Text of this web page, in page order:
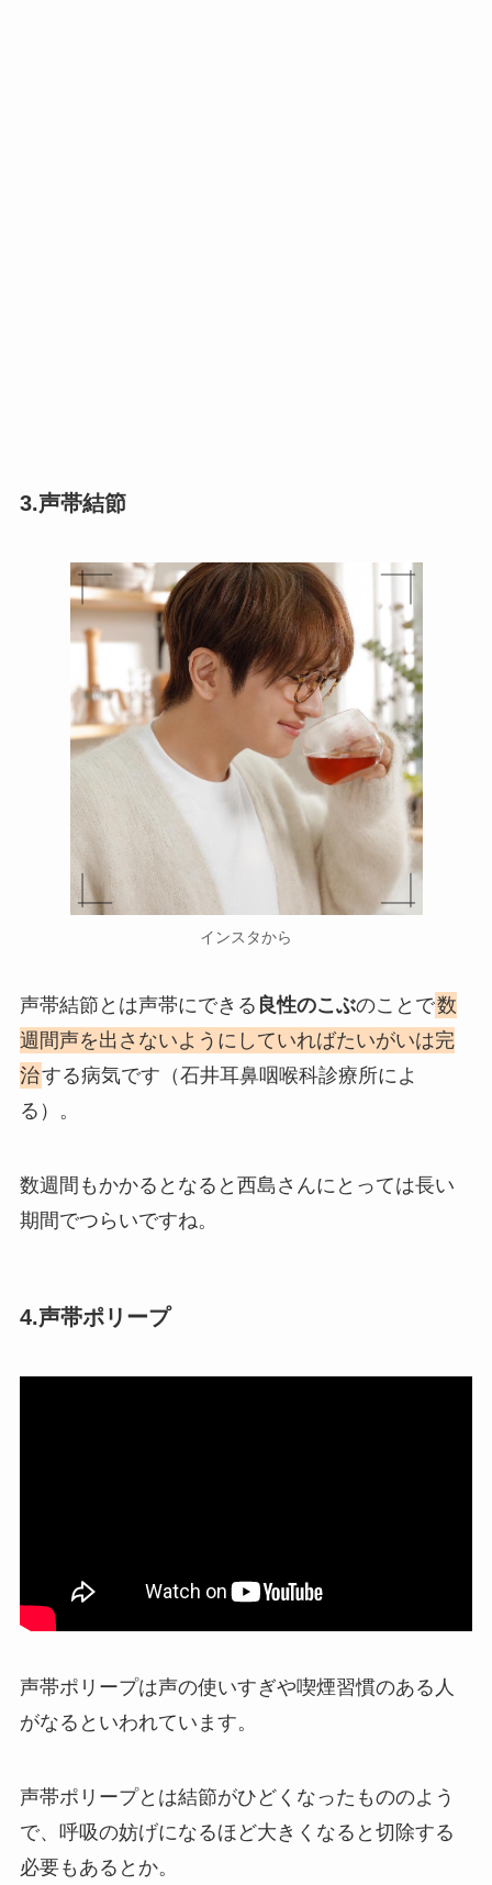
3.声帯結節
インスタから
声帯結節とは声帯にできる 良性のこぶのことで数
週間声を出さないようにしていればたいがいは完
治する病気です（石井耳鼻咽喉科診療所によ
る）。
数週間もかかるとなると西島さんにとっては長い
期間でつらいですね。
4.声帯ポリープ
声帯ポリープは声の使いすぎや喫煙習慣のある人
がなるといわれています。
声帯ポリープとは結節がひどくなったもののよう
で、呼吸の妨げになるほど大きくなると切除する
必要もあるとか。